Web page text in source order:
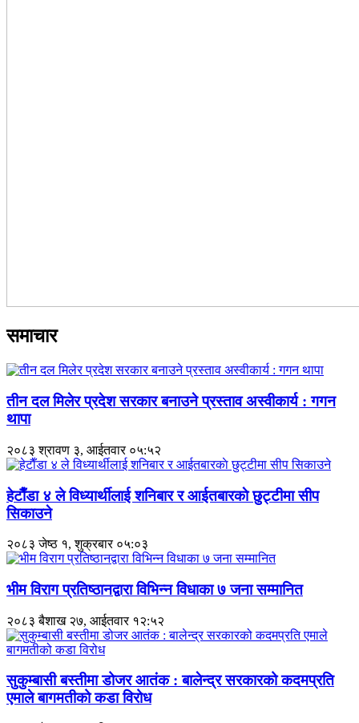
समाचार
तीन दल मिलेर प्रदेश सरकार बनाउने प्रस्ताव अस्वीकार्य : गगन
थापा
२०८३ श्रावण ३, आईतवार ०५:५२
हेटाैँडा ४ ले विध्यार्थीलाई शनिबार र आईतबारकाे छुट्टीमा सीप
सिकाउने
२०८३ जेष्ठ १, शुक्रबार ०५:०३
भीम विराग प्रतिष्ठानद्वारा विभिन्न विधाका ७ जना सम्मानित
२०८३ बैशाख २७, आईतवार १२:५२
सुकुम्बासी बस्तीमा डोजर आतंक : बालेन्द्र सरकारको कदमप्रति
एमाले बागमतीको कडा विरोध